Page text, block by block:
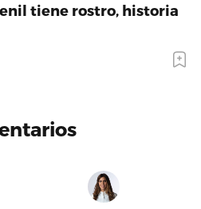
tiene rostro, historia